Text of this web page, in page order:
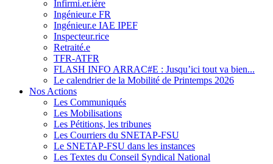
Infirmi.er.ière
Ingénieur.e FR
Ingénieur.e IAE IPEF
Inspecteur.rice
Retraité.e
TFR-ATFR
FLASH INFO ARRAC#E : Jusqu’ici tout va bien...
Le calendrier de la Mobilité de Printemps 2026
Nos Actions
Les Communiqués
Les Mobilisations
Les Pétitions, les tribunes
Les Courriers du SNETAP-FSU
Le SNETAP-FSU dans les instances
Les Textes du Conseil Syndical National